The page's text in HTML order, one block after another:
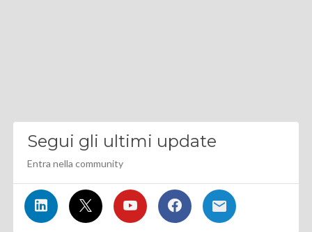
Segui gli ultimi update
Entra nella community